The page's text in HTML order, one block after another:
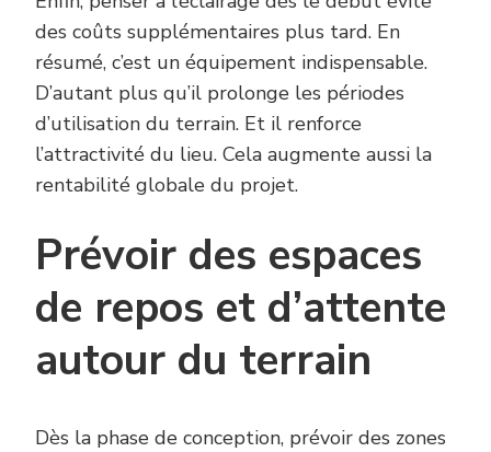
des coûts supplémentaires plus tard. En
résumé, c’est un équipement indispensable.
D’autant plus qu’il prolonge les périodes
d’utilisation du terrain. Et il renforce
l’attractivité du lieu. Cela augmente aussi la
rentabilité globale du projet.
Prévoir des espaces
de repos et d’attente
autour du terrain
Dès la phase de conception, prévoir des zones